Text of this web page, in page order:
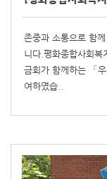
존중과 소통으로 함
니다.평화종합사회복
금회가 함께하는 「
여하였습..